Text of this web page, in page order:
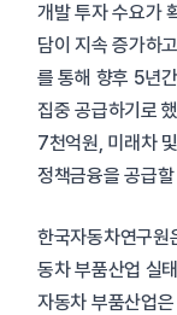
개발 투자 수요가
담이 지속 증가하
를 통해 향후 5년
집중 공급하기로
7천억원, 미래차
정책금융을 공급
한국자동차연구
동차 부품산업 실
자동차 부품산업